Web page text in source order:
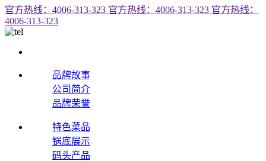
官方热线：4006-313-323 官方热线：4006-313-323 官方热线：
4006-313-323
品牌故事
公司简介
品牌荣誉
特色菜品
锅底展示
码头产品